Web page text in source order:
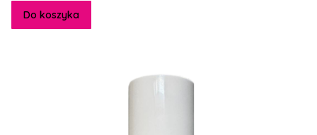
Do koszyka